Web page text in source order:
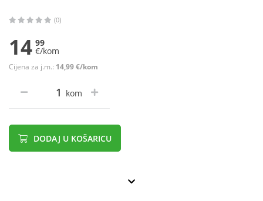
(0)
14 99
€/kom
Cijena za j.m.: 14,99 €/kom
kom
DODAJ U KOŠARICU